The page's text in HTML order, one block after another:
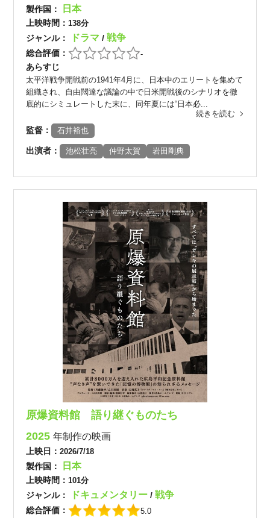
製作国： 日本
上映時間： 138分
ジャンル： ドラマ/戦争
総合評価： -
あらすじ
太平洋戦争開戦前の1941年4月に、日本中のエリートを集めて
組織され、自由闊達な議論の中で日米開戦後のシナリオを徹
底的にシミュレートした末に、同年夏には“日本必...
続きを読む
監督： 石井裕也
出演者： 池松壮亮 仲野太賀 岩田剛典
原爆資料館 語り継ぐものたち
2025年制作の映画
上映日：2026/7/18
製作国： 日本
上映時間： 101分
ジャンル： ドキュメンタリー/戦争
総合評価： 5.0